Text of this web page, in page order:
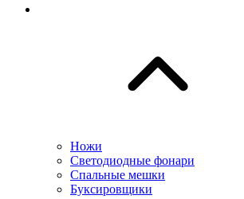
Ножи
Светодиодные фонари
Спальные мешки
Буксировщики